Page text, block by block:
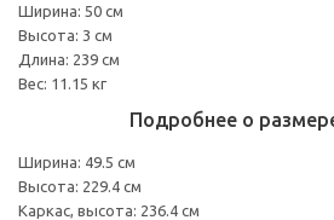
Ширина: 50 см
Высота: 3 см
Длина: 239 см
Вес: 11.15 кг
Подробнее о
Ширина: 49.5 см
Высота: 229.4 см
Каркас, высота: 236.4 см